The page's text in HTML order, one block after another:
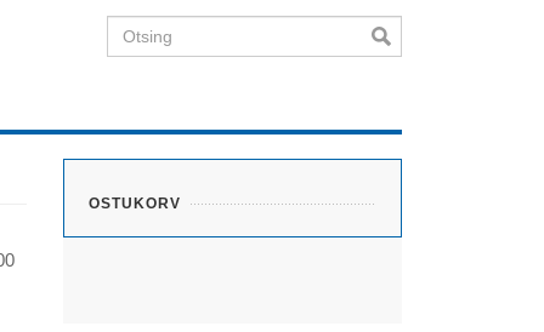
Otsing
OSTUKORV